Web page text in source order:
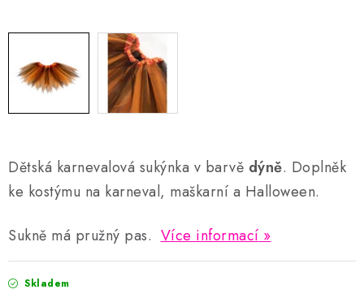
Dětská karnevalová sukýnka v barvě dýně. Doplněk
ke kostýmu na karneval, maškarní a Halloween.
Sukně má pružný pas. Více informací
Skladem